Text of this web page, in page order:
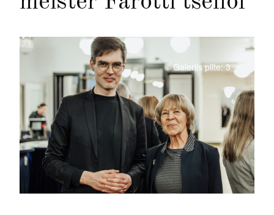
Galeriis pilte: 3